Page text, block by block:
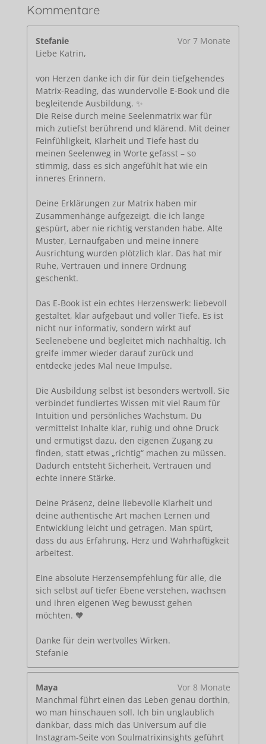
Kommentare
Stefanie
Vor 7 Monate
Liebe Katrin,
von Herzen danke ich dir für dein tiefgehendes
Matrix-Reading, das wundervolle E-Book und die
begleitende Ausbildung. ✨
Die Reise durch meine Seelenmatrix war für
mich zutiefst berührend und klärend. Mit deiner
Feinfühligkeit, Klarheit und Tiefe hast du
meinen Seelenweg in Worte gefasst – so
stimmig, dass es sich angefühlt hat wie ein
inneres Erinnern.
Deine Erklärungen zur Matrix haben mir
Zusammenhänge aufgezeigt, die ich lange
gespürt, aber nie richtig verstanden habe. Alte
Muster, Lernaufgaben und meine innere
Ausrichtung wurden plötzlich klar. Das hat mir
Ruhe, Vertrauen und innere Ordnung
geschenkt.
Das E-Book ist ein echtes Herzenswerk: liebevoll
gestaltet, klar aufgebaut und voller Tiefe. Es ist
nicht nur informativ, sondern wirkt auf
Seelenebene und begleitet mich nachhaltig. Ich
greife immer wieder darauf zurück und
entdecke jedes Mal neue Impulse.
Die Ausbildung selbst ist besonders wertvoll. Sie
verbindet fundiertes Wissen mit viel Raum für
Intuition und persönliches Wachstum. Du
vermittelst Inhalte klar, ruhig und ohne Druck
und ermutigst dazu, den eigenen Zugang zu
finden, statt etwas „richtig“ machen zu müssen.
Dadurch entsteht Sicherheit, Vertrauen und
echte innere Stärke.
Deine Präsenz, deine liebevolle Klarheit und
deine authentische Art machen Lernen und
Entwicklung leicht und getragen. Man spürt,
dass du aus Erfahrung, Herz und Wahrhaftigkeit
arbeitest.
Eine absolute Herzensempfehlung für alle, die
sich selbst auf tiefer Ebene verstehen, wachsen
und ihren eigenen Weg bewusst gehen
möchten. 🧡
Danke für dein wertvolles Wirken.
Stefanie
Maya
Vor 8 Monate
Manchmal führt einen das Leben genau dorthin,
wo man hinschauen soll. Ich bin unglaublich
dankbar, dass mich das Universum auf die
Instagram-Seite von Soulmatrixinsights geführt